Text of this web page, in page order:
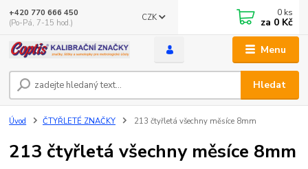
Menu
CZK
Hledat
+420 770 666 450
(Po-Pá, 7-15 hod.)
0 ks
za 0 Kč
Úvod ČTYŘLETÉ ZNAČKY 213 čtyřletá všechny měsíce 8mm
213 čtyřletá všechny měsíce 8mm